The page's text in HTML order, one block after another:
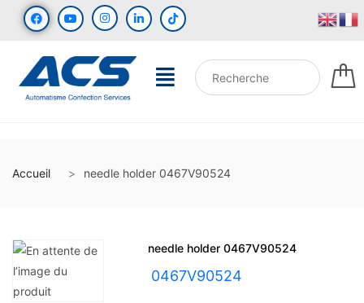
Accueil needle holder 0467V90524
needle holder 0467V90524
0467V90524